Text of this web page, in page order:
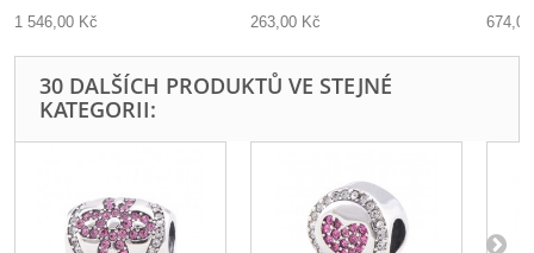
1 546,00 Kč
263,00 Kč
30 DALŠÍCH PRODUKTŮ VE STEJNÉ
KATEGORII: